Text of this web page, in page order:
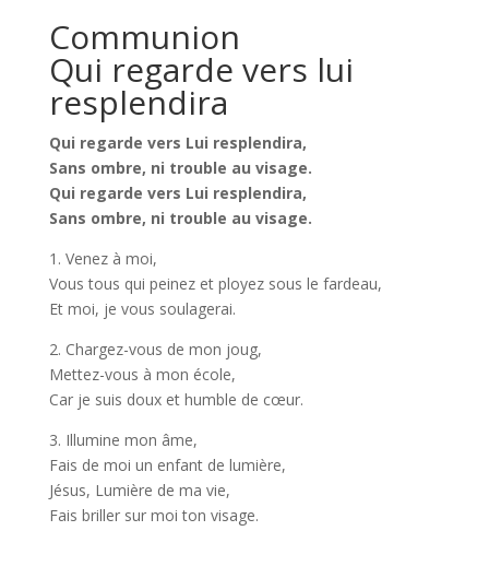
Communion
Qui regarde vers lui
resplendira
Qui regarde vers Lui resplendira,
Sans ombre, ni trouble au visage.
Qui regarde vers Lui resplendira,
Sans ombre, ni trouble au visage.
1. Venez à moi,
Vous tous qui peinez et ployez sous le fardeau,
Et moi, je vous soulagerai.
2. Chargez-vous de mon joug,
Mettez-vous à mon école,
Car je suis doux et humble de cœur.
3. Illumine mon âme,
Fais de moi un enfant de lumière,
Jésus, Lumière de ma vie,
Fais briller sur moi ton visage.